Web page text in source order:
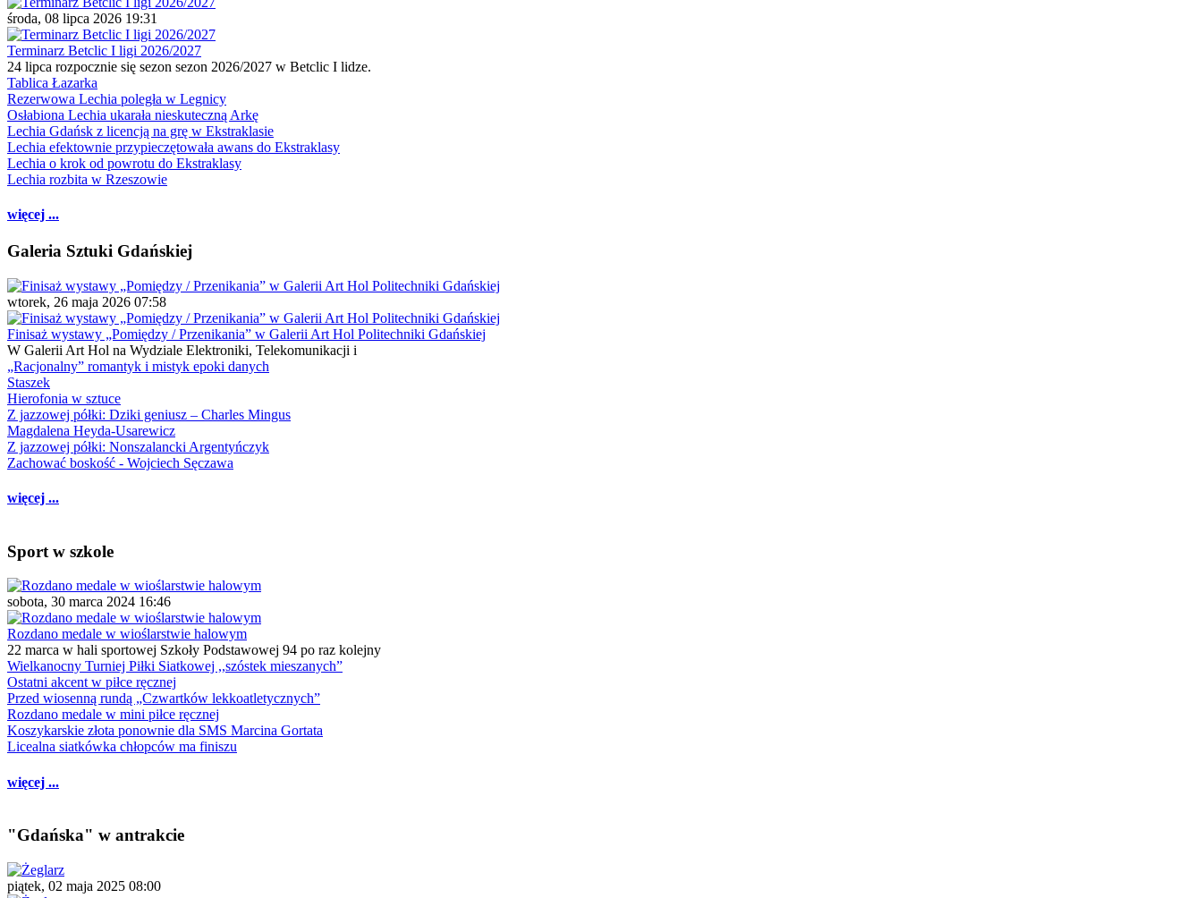
środa, 08 lipca 2026 19:31
Terminarz Betclic I ligi 2026/2027
24 lipca rozpocznie się sezon sezon 2026/2027 w Betclic I lidze.
Tablica Łazarka
Rezerwowa Lechia poległa w Legnicy
Osłabiona Lechia ukarała nieskuteczną Arkę
Lechia Gdańsk z licencją na grę w Ekstraklasie
Lechia efektownie przypieczętowała awans do Ekstraklasy
Lechia o krok od powrotu do Ekstraklasy
Lechia rozbita w Rzeszowie
więcej ...
Galeria Sztuki Gdańskiej
wtorek, 26 maja 2026 07:58
Finisaż wystawy „Pomiędzy / Przenikania” w Galerii Art Hol Politechniki Gdańskiej
W Galerii Art Hol na Wydziale Elektroniki, Telekomunikacji i
„Racjonalny” romantyk i mistyk epoki danych
Staszek
Hierofonia w sztuce
Z jazzowej półki: Dziki geniusz – Charles Mingus
Magdalena Heyda-Usarewicz
Z jazzowej półki: Nonszalancki Argentyńczyk
Zachować boskość - Wojciech Sęczawa
więcej ...
Sport w szkole
sobota, 30 marca 2024 16:46
Rozdano medale w wioślarstwie halowym
22 marca w hali sportowej Szkoły Podstawowej 94 po raz kolejny
Wielkanocny Turniej Piłki Siatkowej ,,szóstek mieszanych”
Ostatni akcent w piłce ręcznej
Przed wiosenną rundą „Czwartków lekkoatletycznych”
Rozdano medale w mini piłce ręcznej
Koszykarskie złota ponownie dla SMS Marcina Gortata
Licealna siatkówka chłopców ma finiszu
więcej ...
"Gdańska" w antrakcie
piątek, 02 maja 2025 08:00